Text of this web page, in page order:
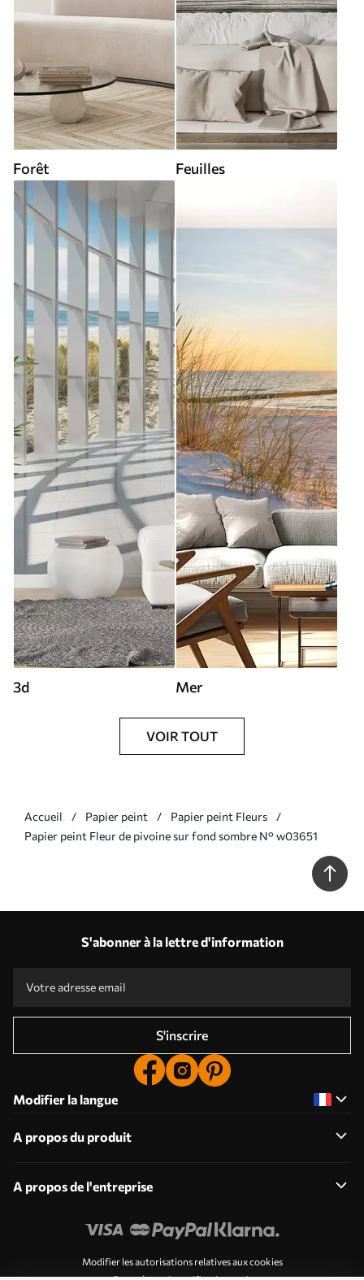
Forêt Feuilles
3d Mer
VOIR TOUT
Accueil Papier peint
Papier peint Fleurs
Papier peint Fleur de pivoine sur fond sombre N° w03651
S'abonner à la lettre d'information
S'inscrire
Modifier la langue
A propos du produit
A propos de l'entreprise
Modifier les autorisations relatives aux cookies